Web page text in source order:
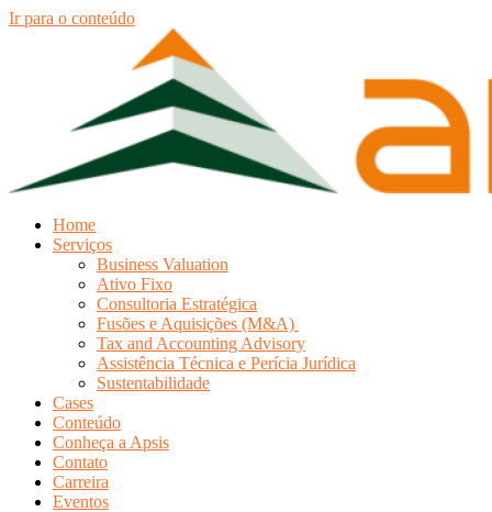
Ir para o conteúdo
Home
Serviços
Business Valuation
Ativo Fixo
Consultoria Estratégica
Fusões e Aquisições (M&A)
Tax and Accounting Advisory
Assistência Técnica e Perícia Jurídica
Sustentabilidade
Cases
Conteúdo
Conheça a Apsis
Contato
Carreira
Eventos